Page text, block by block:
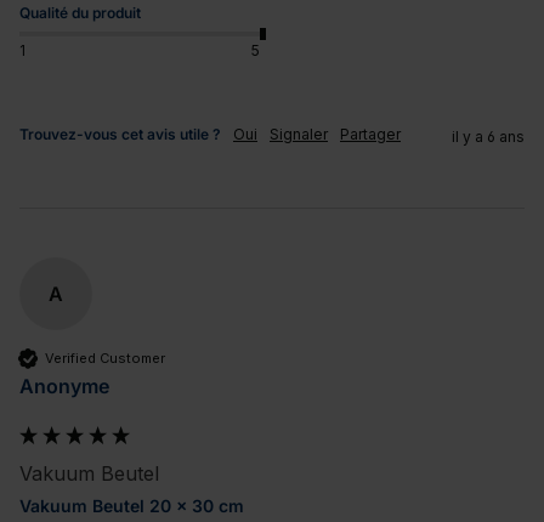
Qualité du produit
1 5
Trouvez-vous cet avis utile ? Oui Signaler Partager il y a 6 ans
A
Verified Customer
Anonyme
Vakuum Beutel
Vakuum Beutel 20 x 30 cm